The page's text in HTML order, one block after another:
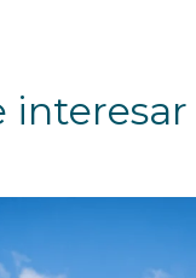
interesar